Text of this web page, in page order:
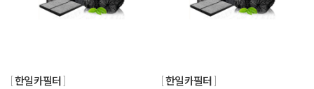
한일카필터 한일카필터